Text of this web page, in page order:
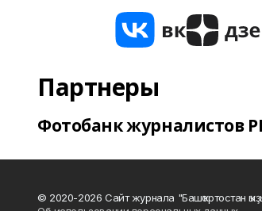
Партнеры
Фотобанк журналистов
© 2020-2026 Сайт журнала "Башҡортостан